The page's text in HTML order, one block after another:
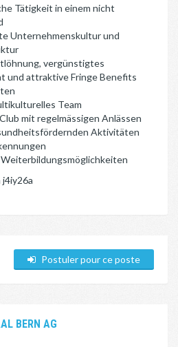
Tätigkeit in einem nicht
Unternehmenskultur und
vergünstigtes
und attraktive Fringe Benefits
Team
mit regelmässigen Anlässen
Aktivitäten
Postuler pour ce poste
BERN AG